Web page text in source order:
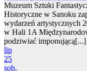
Muzeum Sztuki
Historyczne w Sanoku
wydarzeń artystycznych
w Hali 1A
podziwiać imponującą[...]
lip
25
sob.